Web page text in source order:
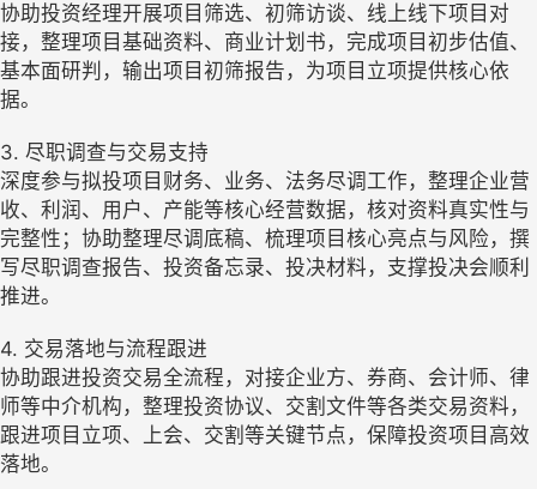
协助投资经理开展项目筛选、初筛访谈、线上线下项目对
接，整理项目基础资料、商业计划书，完成项目初步估值、
基本面研判，输出项目初筛报告，为项目立项提供核心依
据。
3. 尽职调查与交易支持
深度参与拟投项目财务、业务、法务尽调工作，整理企业营
收、利润、用户、产能等核心经营数据，核对资料真实性与
完整性；协助整理尽调底稿、梳理项目核心亮点与风险，撰
写尽职调查报告、投资备忘录、投决材料，支撑投决会顺利
推进。
4. 交易落地与流程跟进
协助跟进投资交易全流程，对接企业方、券商、会计师、律
师等中介机构，整理投资协议、交割文件等各类交易资料，
跟进项目立项、上会、交割等关键节点，保障投资项目高效
落地。